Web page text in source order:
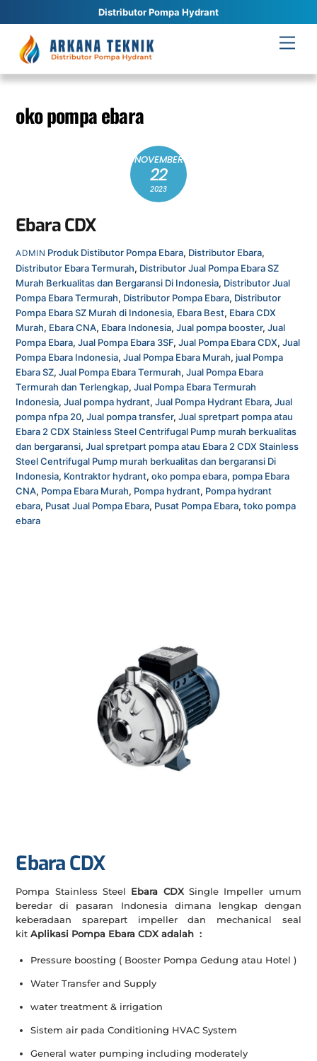
Distributor Pompa Hydrant
content
oko pompa ebara
NOVEMBER
22
2023
Ebara CDX
ADMIN Produk Distibutor Pompa Ebara, Distributor Ebara,
Distributor Ebara Termurah, Distributor Jual Pompa Ebara SZ
Murah Berkualitas dan Bergaransi Di Indonesia, Distributor Jual
Pompa Ebara Termurah, Distributor Pompa Ebara, Distributor
Pompa Ebara SZ Murah di Indonesia, Ebara Best, Ebara CDX
Murah, Ebara CNA, Ebara Indonesia,Jual pompa booster,Jual
Pompa Ebara,Jual Pompa Ebara 3SF,Jual Pompa Ebara CDX,Jual
Pompa Ebara Indonesia,Jual Pompa Ebara Murah, jual Pompa
Ebara SZ,Jual Pompa Ebara Termurah,Jual Pompa Ebara
Termurah dan Terlengkap,Jual Pompa Ebara Termurah
Indonesia,Jual pompa hydrant,Jual Pompa Hydrant Ebara,Jual
pompa nfpa 20,Jual pompa transfer,Jual spretpart pompa atau
Ebara 2 CDX Stainless Steel Centrifugal Pump murah berkualitas
dan bergaransi,Jual spretpart pompa atau Ebara 2 CDX Stainless
Steel Centrifugal Pump murah berkualitas dan bergaransi Di
Indonesia, Kontraktor hydrant,oko pompa ebara, pompa Ebara
CNA, Pompa Ebara Murah, Pompa hydrant, Pompa hydrant
ebara, Pusat Jual Pompa Ebara, Pusat Pompa Ebara,toko pompa
ebara
Ebara CDX
Pompa Stainless Steel Ebara CDXSingle Impeller umum
beredar di pasaran Indonesia dimana lengkap dengan
keberadaan sparepart impeller dan mechanical seal
kitAplikasi Pompa Ebara CDX adalah :
Pressure boosting ( Booster Pompa Gedung atau Hotel )
Water Transfer and Supply
water treatment & irrigation
Sistem air pada Conditioning HVAC System
General water pumping including moderately